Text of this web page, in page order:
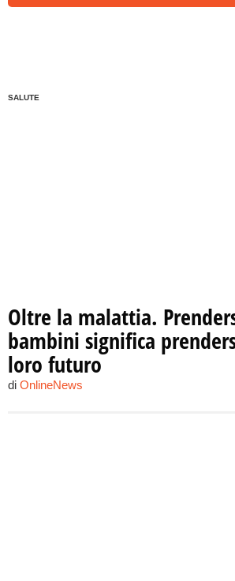
SALUTE
Oltre la malattia.
bambini significa
loro futuro
di OnlineNews